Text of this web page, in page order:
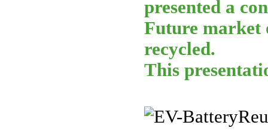
presented a
Future market
recycled.
This